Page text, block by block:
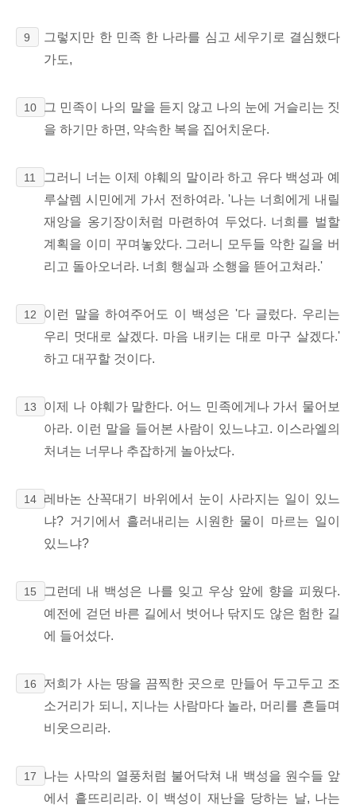
9
그렇지만 한 민족 한 나라를 심고 세우기로 결심했다
가도,
10
그 민족이 나의 말을 듣지 않고 나의 눈에 거슬리는 짓
을 하기만 하면, 약속한 복을 집어치운다.
11
그러니 너는 이제 야훼의 말이라 하고 유다 백성과 예
루살렘 시민에게 가서 전하여라. '나는 너희에게 내릴
재앙을 옹기장이처럼 마련하여 두었다. 너희를 벌할
계획을 이미 꾸며놓았다. 그러니 모두들 악한 길을 버
리고 돌아오너라. 너희 행실과 소행을 뜯어고쳐라.'
12
이런 말을 하여주어도 이 백성은 '다 글렀다. 우리는
우리 멋대로 살겠다. 마음 내키는 대로 마구 살겠다.'
하고 대꾸할 것이다.
13
이제 나 야훼가 말한다. 어느 민족에게나 가서 물어보
아라. 이런 말을 들어본 사람이 있느냐고. 이스라엘의
처녀는 너무나 추잡하게 놀아났다.
14
레바논 산꼭대기 바위에서 눈이 사라지는 일이 있느
냐? 거기에서 흘러내리는 시원한 물이 마르는 일이
있느냐?
15
그런데 내 백성은 나를 잊고 우상 앞에 향을 피웠다.
예전에 걷던 바른 길에서 벗어나 닦지도 않은 험한 길
에 들어섰다.
16
저희가 사는 땅을 끔찍한 곳으로 만들어 두고두고 조
소거리가 되니, 지나는 사람마다 놀라, 머리를 흔들며
비웃으리라.
17
나는 사막의 열풍처럼 불어닥쳐 내 백성을 원수들 앞
에서 흩뜨리리라. 이 백성이 재난을 당하는 날, 나는